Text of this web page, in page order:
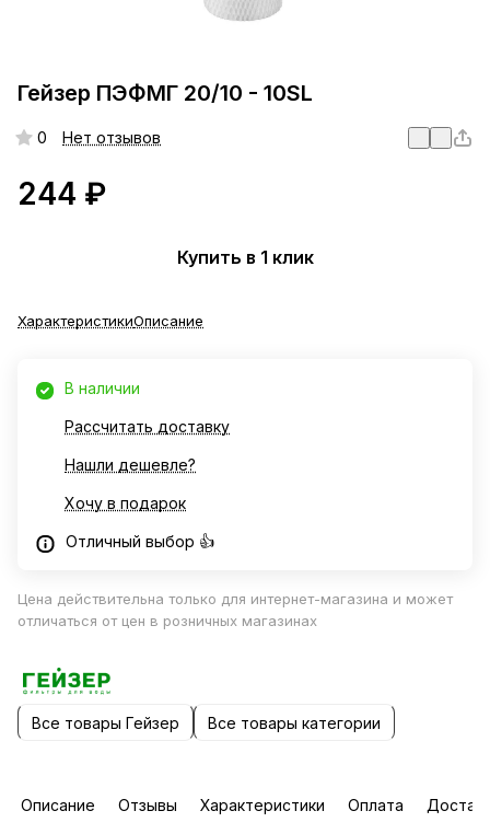
Гейзер ПЭФМГ 20/10 - 10SL
0 Нет отзывов
244 ₽
Купить в 1 клик
ХарактеристикиОписание
В наличии
Рассчитать доставку
Нашли дешевле?
Хочу в подарок
Отличный выбор 👍
Цена действительна только для интернет-магазина и может
отличаться от цен в розничных магазинах
Все товары Гейзер Все товары категории
Описание Отзывы Характеристики Оплата